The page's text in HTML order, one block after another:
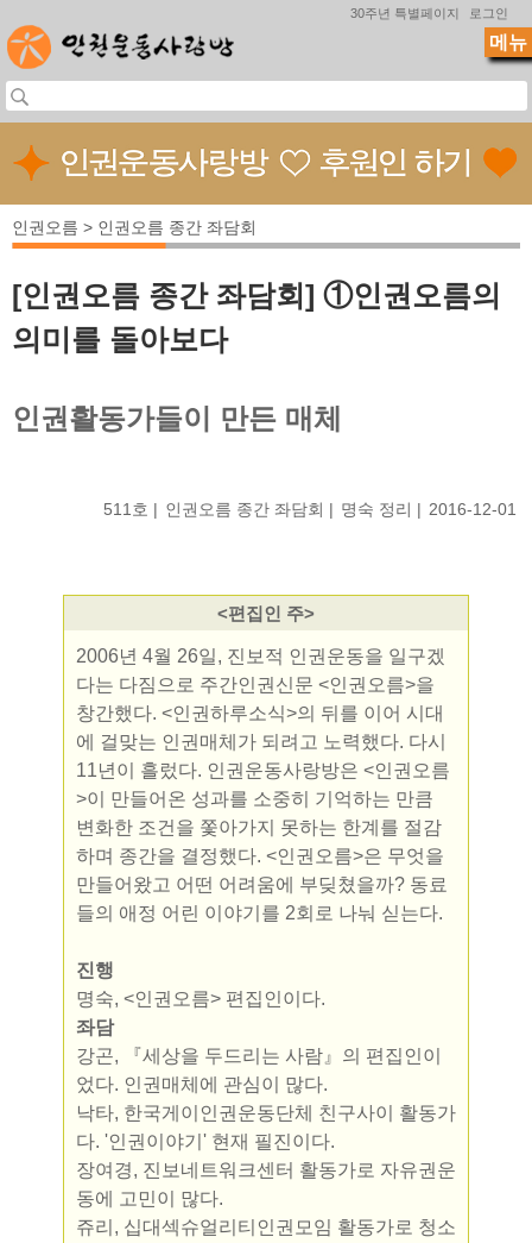
30주년 특별페이지 로그인
인권오름 > 인권오름 종간 좌담회
[인권오름 종간 좌담회] ①인권오름의
의미를 돌아보다
인권활동가들이 만든 매체
511호 인권오름 종간 좌담회 명숙 정리 2016-12-01
<편집인 주>
2006년 4월 26일, 진보적 인권운동을 일구겠
다는 다짐으로 주간인권신문 <인권오름>을
창간했다. <인권하루소식>의 뒤를 이어 시대
에 걸맞는 인권매체가 되려고 노력했다. 다시
11년이 흘렀다. 인권운동사랑방은 <인권오름
>이 만들어온 성과를 소중히 기억하는 만큼
변화한 조건을 쫓아가지 못하는 한계를 절감
하며 종간을 결정했다. <인권오름>은 무엇을
만들어왔고 어떤 어려움에 부딪쳤을까? 동료
들의 애정 어린 이야기를 2회로 나눠 싣는다.
진행
명숙, <인권오름> 편집인이다.
좌담
강곤, 『세상을 두드리는 사람』의 편집인이
었다. 인권매체에 관심이 많다.
낙타, 한국게이인권운동단체 친구사이 활동가
다. '인권이야기' 현재 필진이다.
장여경, 진보네트워크센터 활동가로 자유권운
동에 고민이 많다.
쥬리, 십대섹슈얼리티인권모임 활동가로 청소
메뉴